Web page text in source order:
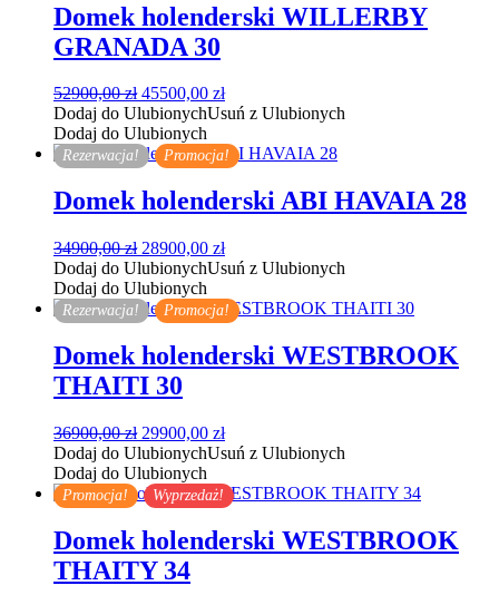
Domek holenderski WILLERBY
GRANADA 30
52900,00zł Pierwotna
cena
wynosiła:
52900,00 zł.
45500,00 złAktualna
cena
45500,00 zł.
Dodaj do UlubionychUsuń z Ulubionych
Dodaj do Ulubionych
Rezerwacja! Promocja!
Domek holenderski ABI HAVAIA 28
34900,00zł Pierwotna
cena
wynosiła:
34900,00 zł.
28900,00 złAktualna
cena
28900,00 zł.
Dodaj do UlubionychUsuń z Ulubionych
Dodaj do Ulubionych
Rezerwacja! Promocja!
Domek holenderski WESTBROOK
THAITI 30
36900,00zł Pierwotna
cena
wynosiła:
36900,00 zł.
29900,00 złAktualna
cena
29900,00 zł.
Dodaj do UlubionychUsuń z Ulubionych
Dodaj do Ulubionych
Promocja! Wyprzedaż!
Domek holenderski WESTBROOK
THAITY 34